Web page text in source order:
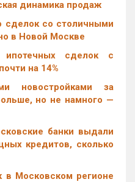
динамика продаж
сделок со столичными
в Новой Москве
ипотечных сделок с
на 14%
новостройками за
но не намного —
банки выдали
кредитов, сколько
в Московском регионе